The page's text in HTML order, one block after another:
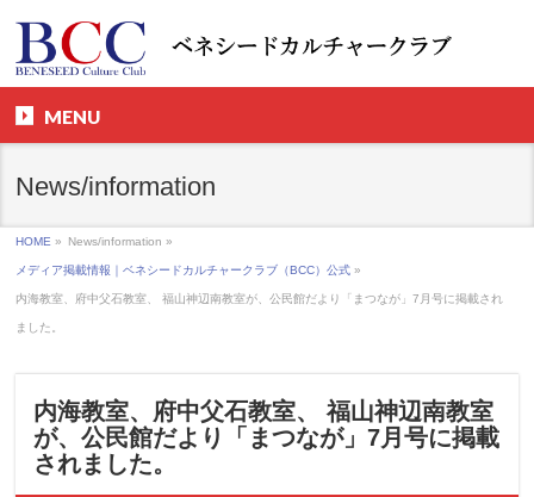
MENU
News/information
HOME » News/information »
メディア掲載情報｜ベネシードカルチャークラブ（BCC）公式 »
内海教室、府中父石教室、 福山神辺南教室が、公民館だより「まつなが」7月号に掲載され
ました。
内海教室、府中父石教室、 福山神辺南教室
が、公民館だより「まつなが」7月号に掲載
されました。